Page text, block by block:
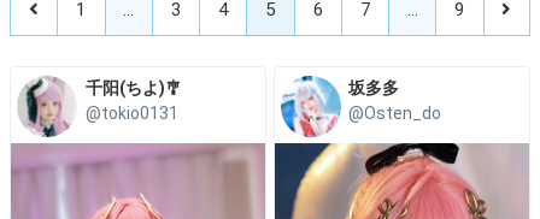
1 … 3 4 5 6 7 … 9
千阳(ちよ)🎐
@tokio0131
坂多多
@Osten_do